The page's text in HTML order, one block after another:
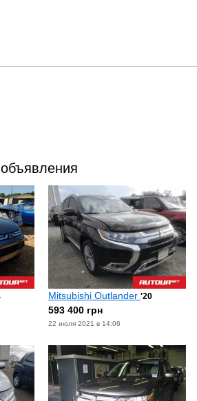
Mitsubishi Outlander '20
593 400 грн
22 июля 2021 в 14:06